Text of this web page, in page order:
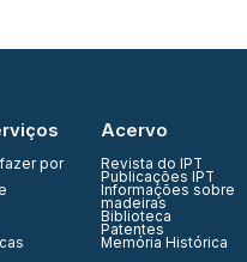
por
Acervo
Revista do IPT
Publicações IPT
Informações sobre
madeiras
Biblioteca
Patentes
Memória Histórica